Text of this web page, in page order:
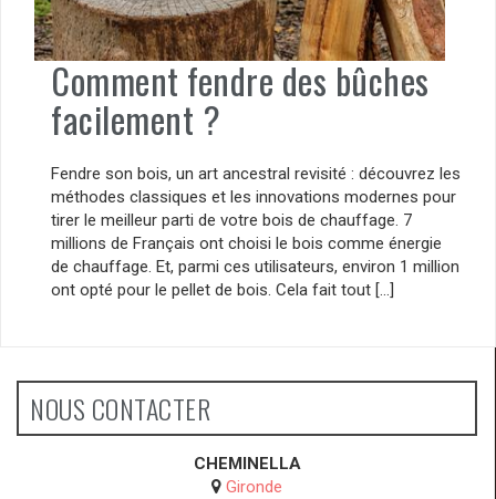
Comment fendre des bûches
facilement ?
Fendre son bois, un art ancestral revisité : découvrez les
méthodes classiques et les innovations modernes pour
tirer le meilleur parti de votre bois de chauffage. 7
millions de Français ont choisi le bois comme énergie
de chauffage. Et, parmi ces utilisateurs, environ 1 million
ont opté pour le pellet de bois. Cela fait tout […]
NOUS CONTACTER
CHEMINELLA
Gironde